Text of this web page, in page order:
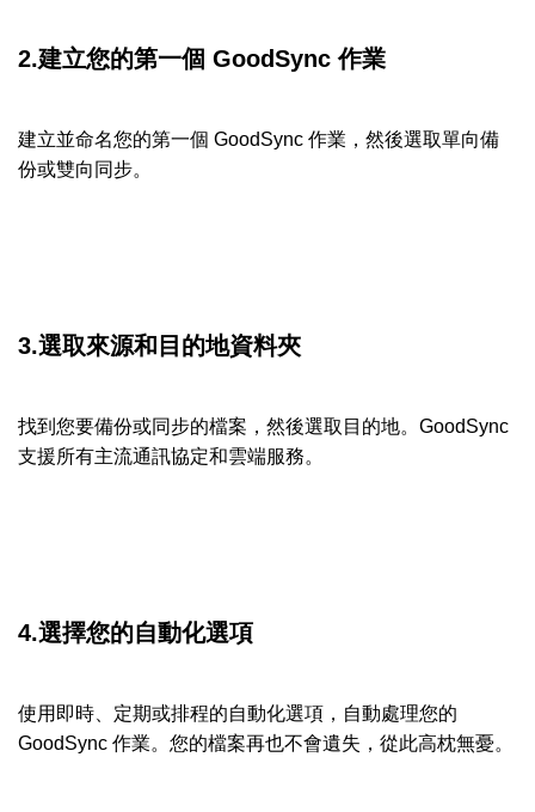
2.建立您的第一個 GoodSync 作業
建立並命名您的第一個 GoodSync 作業，然後選取單向備
份或雙向同步。
3.選取來源和目的地資料夾
找到您要備份或同步的檔案，然後選取目的地。GoodSync
支援所有主流通訊協定和雲端服務。
4.選擇您的自動化選項
使用即時、定期或排程的自動化選項，自動處理您的
GoodSync 作業。您的檔案再也不會遺失，從此高枕無憂。